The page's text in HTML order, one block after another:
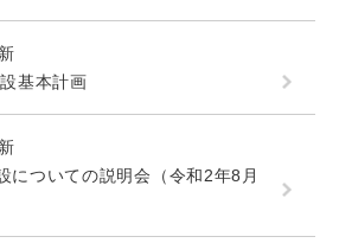
基本計画
についての説明会（令和2年8月